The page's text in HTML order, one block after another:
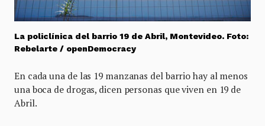
La policlínica del barrio 19 de Abril, Montevideo. Foto:
Rebelarte / openDemocracy
En cada una de las 19 manzanas del barrio hay al menos
una boca de drogas, dicen personas que viven en 19 de
Abril.